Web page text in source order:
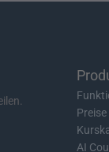
Preise
AI